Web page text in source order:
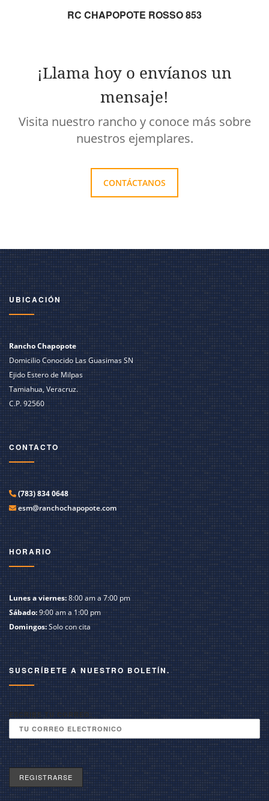
RC CHAPOPOTE ROSSO 853
¡Llama hoy o envíanos un
mensaje!
Visita nuestro rancho y conoce más sobre
nuestros ejemplares.
CONTÁCTANOS
UBICACIÓN
Rancho Chapopote
Domicilio Conocido Las Guasimas SN
Ejido Estero de Milpas
Tamiahua, Veracruz.
C.P. 92560
CONTACTO
(783) 834 0648
esm@ranchochapopote.com
HORARIO
Lunes a viernes:8:00 am a 7:00 pm
Sábado:9:00 am a 1:00 pm
Domingos:Solo con cita
SUSCRÍBETE A NUESTRO BOLETÍN.
ESCRIBE TU CORREO: